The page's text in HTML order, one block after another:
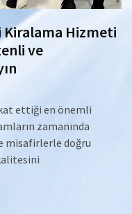
Kiralama Hizmeti
ve
ettiği en önemli
zamanında
misafirlerle doğru